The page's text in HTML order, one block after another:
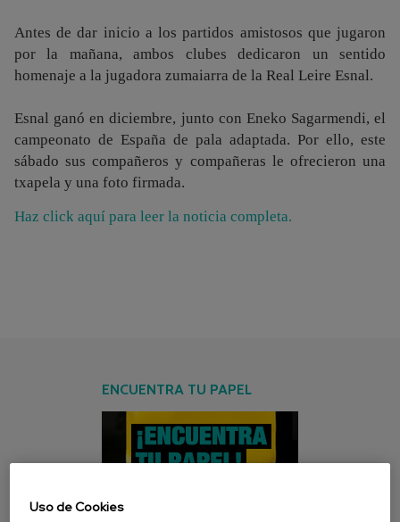
Antes de dar inicio a los partidos amistosos que jugaron
por la mañana, ambos clubes dedicaron un sentido
homenaje a la jugadora zumaiarra de la Real Leire Esnal.
Esnal ganó en diciembre, junto con Eneko Sagarmendi, el
campeonato de España de pala adaptada. Por ello, este
sábado sus compañeros y compañeras le ofrecieron una
txapela y una foto firmada.
Haz click aquí para leer la noticia completa.
ENCUENTRA TU PAPEL
Uso de Cookies